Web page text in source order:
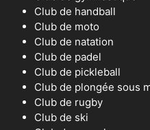
Club de handball
Club de moto
Club de natation
Club de padel
Club de pickleball
Club de plongée sous
Club de rugby
Club de ski